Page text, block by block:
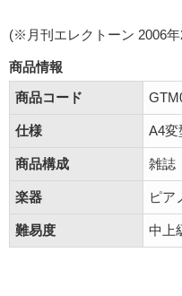
(※月刊エレクトーン 2006
商品情報
商品コード
仕様 A4変
商品構成 雑誌
楽器 ピア
難易度 中上